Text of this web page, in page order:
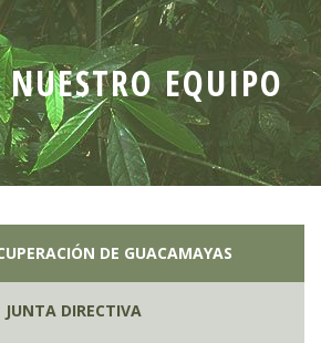
EQUIPO
DE GUACAMAYAS
JUNTA DIRECTIVA